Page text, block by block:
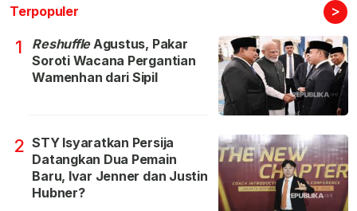
Terpopuler >
1 ReshuffleAgustus, Pakar
Soroti Wacana Pergantian
Wamenhan dari Sipil
2 STY Isyaratkan Persija
Datangkan Dua Pemain
Baru, Ivar Jenner dan Justin
Hubner?